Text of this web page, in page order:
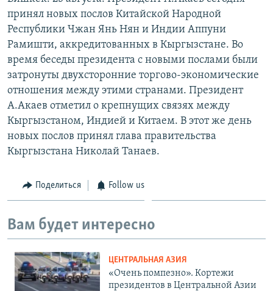
поиску
ТОҶИКӢ
TÜRKMENÇE
Все сайты РСЕ/РС
принял новых послов Китайской Народной
Республики Чжан Янь Нян и Индии Аппуни
Рамишти, аккредитованных в Кыргызстане. Во
время беседы президента с новыми послами были
затронуты двухсторонние торгово-экономические
отношения между этими странами. Президент
А.Акаев отметил о крепнущих связях между
Кыргызстаном, Индией и Китаем. В этот же день
новых послов принял глава правительства
Кыргызстана Николай Танаев.
Поделиться Follow us
Вам будет интересно
ЦЕНТРАЛЬНАЯ АЗИЯ
«Очень помпезно». Кортежи
президентов в Центральной Азии